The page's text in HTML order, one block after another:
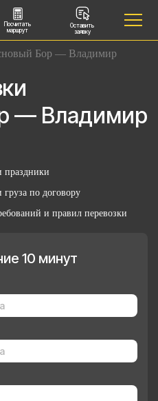
Посчитать
маршрут
Оставить
заявку
Бор — Владимир
— Владимир
праздники
груза по договору
и правил перевозки
10 минут